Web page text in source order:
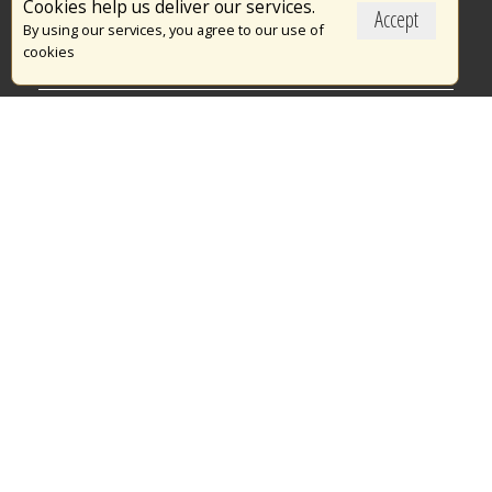
Accept
Cookies help us deliver our services.
By using our services, you agree to our use of
cookies
Το Πυροσβεστικό Σώμα